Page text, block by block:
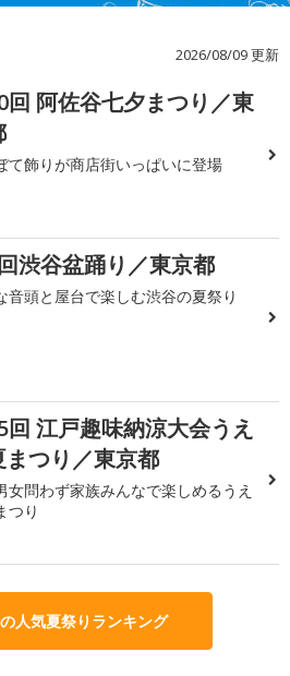
2026/08/09 更新
回 阿佐谷七夕まつり／東
て飾りが商店街いっぱいに登場
渋谷盆踊り／東京都
音頭と屋台で楽しむ渋谷の夏祭り
回 江戸趣味納涼大会うえ
まつり／東京都
女問わず家族みんなで楽しめるうえ
つり
人気夏祭りランキング